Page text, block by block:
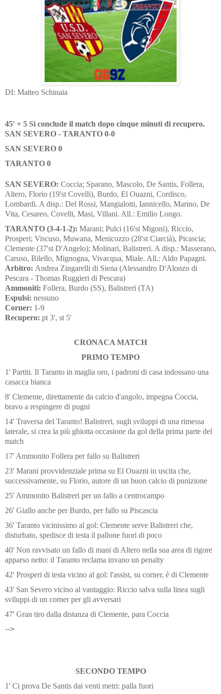
DI: Matteo Schinaia
45' + 5 Si conclude il match dopo cinque minuti di recupero.
SAN SEVERO - TARANTO 0-0
SAN SEVERO 0
TARANTO 0
SAN SEVERO: Coccia; Sparano, Mascolo, De Santis, Follera,
Altero, Florio (19'st Covelli), Burdo, El Ouazni, Cordisco,
Lombardi. A disp.: Del Rossi, Mangialotti, Iannicello, Marino, De
Vita, Cesareo, Covelli, Masi, Villani. All.: Emilio Longo.
TARANTO (3-4-1-2): Marani; Pulci (16'st Migoni), Riccio,
Prosperi; Viscuso, Muwana, Menicozzo (28'st Ciarcià), Picascia;
Clemente (37'st D'Angelo); Molinari, Balistreri. A disp.: Masserano,
Caruso, Bilello, Mignogna, Vivacqua, Miale. All.: Aldo Papagni.
Arbitro: Andrea Zingarelli di Siena (Alessandro D'Alonzo di
Pescara - Thomas Ruggieri di Pescara)
Ammoniti: Follera, Burdo (SS), Balistreri (TA)
Espulsi: nessuno
Corner: 1-9
Recupero: pt 3', st 5'
CRONACA MATCH
PRIMO TEMPO
1' Partiti. Il Taranto in maglia oro, i padroni di casa indossano una
casacca bianca
8' Clemente, direttamente da calcio d'angolo, impegna Coccia,
bravo a respingere di pugni
14' Traversa del Taranto! Balistreri, sugli sviluppi di una rimessa
laterale, si crea la più ghiotta occasione da gol della prima parte del
match
17' Ammonito Follera per fallo su Balistreri
23' Marani provvidenziale prima su El Ouazni in uscita che,
successivamente, su Florio, autore di un buon calcio di punizione
25' Ammonito Balistreri per un fallo a centrocampo
26' Giallo anche per Burdo, per fallo su Piscascia
36' Taranto vicinissimo al gol: Clemente serve Balistreri che,
disturbato, spedisce di testa il pallone fuori di poco
40' Non ravvisato un fallo di mani di Altero nella sua area di rigore
apparso netto: il Taranto reclama invano un penalty
42' Prosperi di testa vicino al gol: l'assist, su corner, è di Clemente
43' San Severo vicino al vantaggio: Riccio salva sulla linea sugli
sviluppi di un corner per gli avversari
47' Gran tiro dalla distanza di Clemente, para Coccia
-->
SECONDO TEMPO
1' Ci prova De Santis dai venti metri: palla fuori